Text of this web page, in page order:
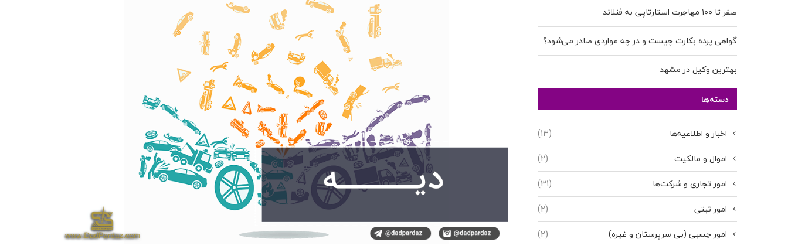
صفر تا ۱۰۰ مهاجرت استارتاپی به فنلاند
گواهی پرده بکارت چیست و در چه مواردی صادر می‌شود؟
بهترین وکیل در مشهد
دسته‌ها
اخبار و اطلاعیه‌ها
(13)
اموال و مالکیت
(2)
امور تجاری و شرکت‌ها
(31)
امور ثبتی
(2)
امور حِسبی (بی سرپرستان و غیره)
(2)